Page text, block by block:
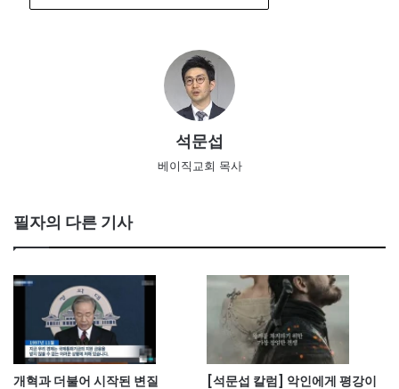
석문섭
베이직교회 목사
필자의 다른 기사
개혁과 더불어 시작된 변질
[석문섭 칼럼] 악인에게 평강이